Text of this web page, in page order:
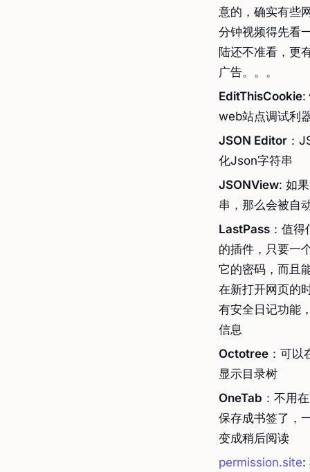
意的，确实有些
分钟视频得先看
陆还不准看，更
广告。。。
EditThisCookie:
web站点调试利
JSON Editor ：
化Json字符串
JSONView: 如
串，那么会被自
LastPass ：值
的插件，只要一
它的密码，而且
在新打开网页的
有安全日记功能
信息
Octotree ：可
显示目录树
OneTab ：不用
保存成书签了，
变成稍后阅读
permission.site: